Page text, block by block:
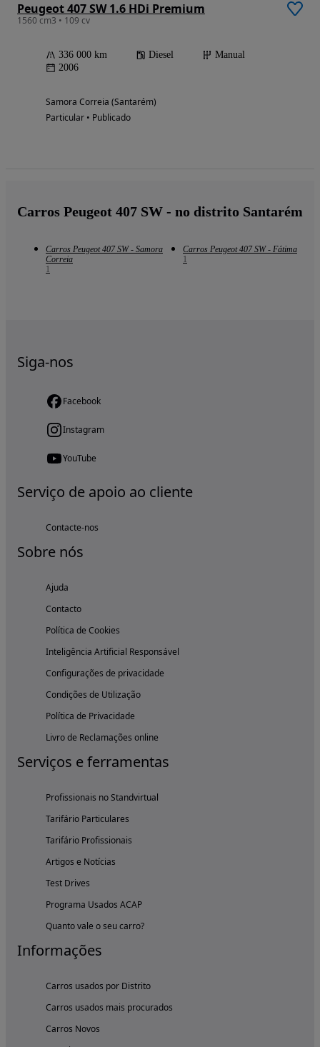
Peugeot 407 SW 1.6 HDi Premium
1560 cm3 • 109 cv
336 000 km Diesel
Manual
2006
Samora Correia (Santarém)
Particular • Publicado
Carros Peugeot 407 SW - no distrito Santarém
Carros Peugeot 407 SW - Samora
Correia
1
Carros Peugeot 407 SW - Fátima
1
Siga-nos
Facebook
Instagram
YouTube
Serviço de apoio ao cliente
Contacte-nos
Sobre nós
Ajuda
Contacto
Política de Cookies
Inteligência Artificial Responsável
Configurações de privacidade
Condições de Utilização
Política de Privacidade
Livro de Reclamações online
Serviços e ferramentas
Profissionais no Standvirtual
Tarifário Particulares
Tarifário Profissionais
Artigos e Notícias
Test Drives
Programa Usados ACAP
Quanto vale o seu carro?
Informações
Carros usados por Distrito
Carros usados mais procurados
Carros Novos